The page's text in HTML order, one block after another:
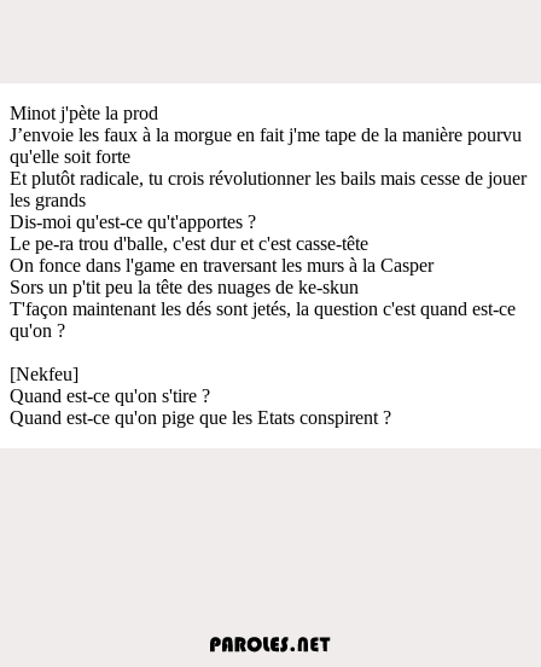
Minot j'pète la prod
J’envoie les faux à la morgue en fait j'me tape de la manière pourvu
qu'elle soit forte
Et plutôt radicale, tu crois révolutionner les bails mais cesse de jouer
les grands
Dis-moi qu'est-ce qu't'apportes ?
Le pe-ra trou d'balle, c'est dur et c'est casse-tête
On fonce dans l'game en traversant les murs à la Casper
Sors un p'tit peu la tête des nuages de ke-skun
T'façon maintenant les dés sont jetés, la question c'est quand est-ce
qu'on ?
[Nekfeu]
Quand est-ce qu'on s'tire ?
Quand est-ce qu'on pige que les Etats conspirent ?